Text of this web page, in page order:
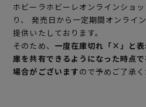
ホビーラホビーレオンラインショ
り、 発売日から一定期間オンライ
提供いたしております。
そのため、 一度在庫切れ「×」と
庫を共有できるようになった時点
場合がございますので予めご了承く